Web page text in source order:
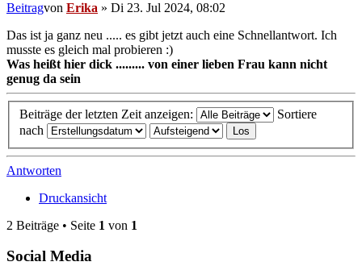
Beitragvon Erika » Di 23. Jul 2024, 08:02
Das ist ja ganz neu ..... es gibt jetzt auch eine Schnellantwort. Ich
musste es gleich mal probieren :)
Was heißt hier dick ......... von einer lieben Frau kann nicht
genug da sein
Beiträge der letzten Zeit anzeigen:
Sortiere
nach
Antworten
Druckansicht
2 Beiträge • Seite 1 von 1
Social Media